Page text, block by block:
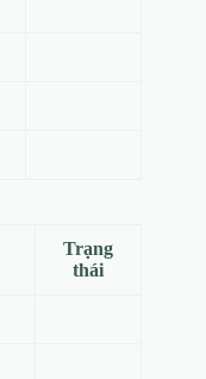
Trạng
thái